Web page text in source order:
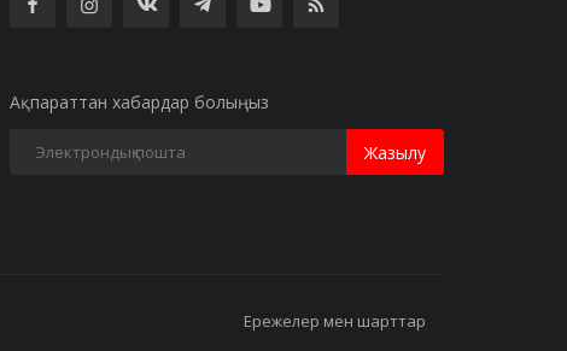
Ақпараттан хабардар болыңыз
Жазылу
Ережелер мен шарттар